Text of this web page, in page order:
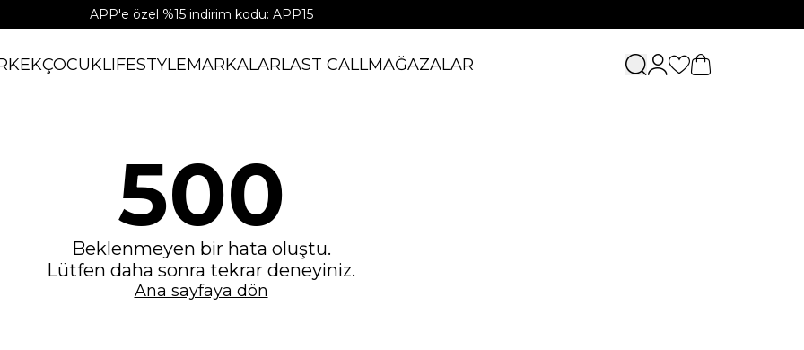
APP'e özel %15 indirim kodu: APP15
ÇOCUKLIFESTYLEMARKALARLAST CALLMAĞAZALAR
500
Beklenmeyen bir hata oluştu.
Lütfen daha sonra tekrar deneyiniz.
Ana sayfaya dön